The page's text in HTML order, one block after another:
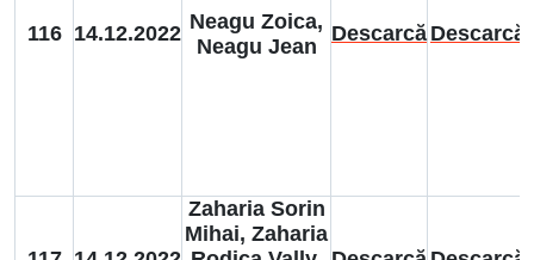
116 14.12.2022 Neagu Zoica,
Neagu Jean
Descarcă Descarcă
Zaharia Sorin
Mihai, Zaharia